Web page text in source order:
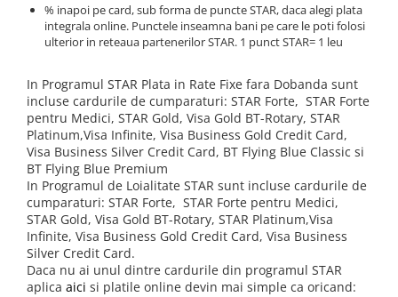
Redresoare, incarcatoare si testere
Redresoare auto, moto, barci si
Surse UPS
UPS pentru centrale termice si
sisteme de urgenta - acumulator
extern
UPS Calculatoare si Servere
UPS Trifazat
Stabilizatoare Tensiune
PDUs unitati de distributie a
energiei electrice
Cabinete baterii
% inapoi pe card, sub forma de puncte STAR, daca alegi plata
integrala online. Punctele inseamna bani pe care le poti folosi
ulterior in reteaua partenerilor STAR. 1 punct STAR= 1 leu
In Programul STAR Plata in Rate Fixe fara Dobanda sunt
incluse cardurile de cumparaturi: STAR Forte, STAR Forte
pentru Medici, STAR Gold, Visa Gold BT-Rotary, STAR
Platinum,Visa Infinite, Visa Business Gold Credit Card,
Visa Business Silver Credit Card, BT Flying Blue Classic si
BT Flying Blue Premium
In Programul de Loialitate STAR sunt incluse cardurile de
cumparaturi: STAR Forte, STAR Forte pentru Medici,
STAR Gold, Visa Gold BT-Rotary, STAR Platinum,Visa
Infinite, Visa Business Gold Credit Card, Visa Business
Silver Credit Card.
Daca nu ai unul dintre cardurile din programul STAR
aplica aici si platile online devin mai simple ca oricand: